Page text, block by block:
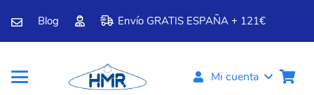
Blog Envío GRATIS ESPAÑA + 121€
Mi cuenta